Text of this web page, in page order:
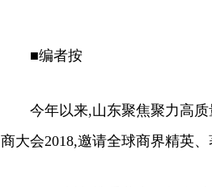
■编者按
今年以来,山东聚焦聚力高质
商大会2018,邀请全球商界精英